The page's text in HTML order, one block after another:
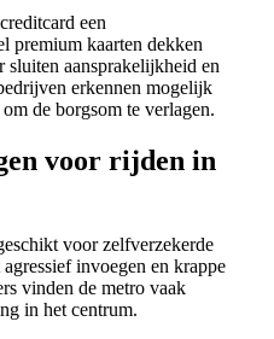
een
premium kaarten dekken
sluiten aansprakelijkheid en
erkennen mogelijk
de borgsom te verlagen.
voor rijden in
voor zelfverzekerde
invoegen en krappe
vinden de metro vaak
in het centrum.